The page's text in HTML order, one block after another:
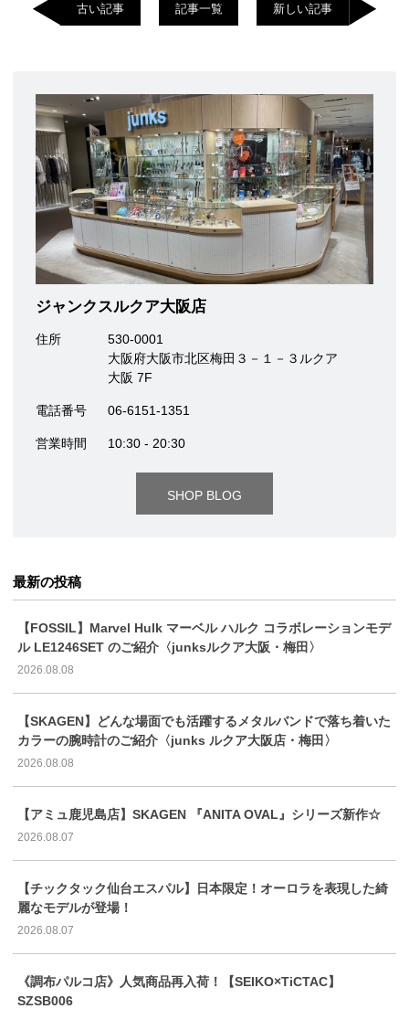
古い記事 記事一覧 新しい記事
ジャンクスルクア大阪店
住所
530-0001
大阪府大阪市北区梅田３－１－３ルクア
大阪 7F
電話番号 06-6151-1351
営業時間 10:30 - 20:30
SHOP BLOG
最新の投稿
【FOSSIL】Marvel Hulk マーベル ハルク コラボレーションモデ
ル LE1246SET のご紹介〈junksルクア大阪・梅田〉
2026.08.08
【SKAGEN】どんな場面でも活躍するメタルバンドで落ち着いた
カラーの腕時計のご紹介〈junks ルクア大阪店・梅田〉
2026.08.08
【アミュ鹿児島店】SKAGEN 『ANITA OVAL』シリーズ新作☆
2026.08.07
【チックタック仙台エスパル】日本限定！オーロラを表現した綺
麗なモデルが登場！
2026.08.07
《調布パルコ店》人気商品再入荷！【SEIKO×TiCTAC】
SZSB006